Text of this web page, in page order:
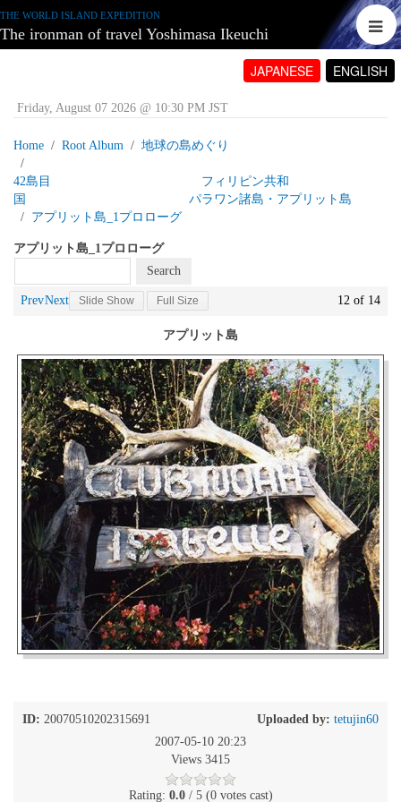
THE WORLD ISLAND EXPEDITION
The ironman of travel Yoshimasa Ikeuchi
JAPANESE ENGLISH
Friday, August 07 2026 @ 10:30 PM JST
Home Root Album 地球の島めぐり
42島目 フィリピン共和
国 パラワン諸島・アプリット島
アプリット島_1プロローグ
アプリット島_1プロローグ
PrevNext Slide Show Full Size 12 of 14
アプリット島
ID: 20070510202315691 Uploaded by: tetujin60
2007-05-10 20:23
Views 3415
Rating: 0.0/ 5 (0 votes cast)